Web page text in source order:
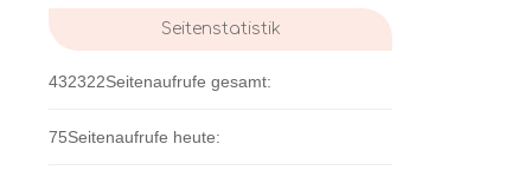
Seitenstatistik
432322Seitenaufrufe gesamt:
75Seitenaufrufe heute: